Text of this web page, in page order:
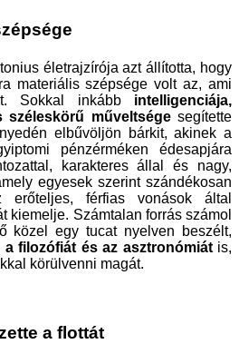
életrajzírója azt állította, hogy
materiális szépsége volt az, ami
Sokkal inkább intelligenciája,
széleskörű műveltségesegítette
elbűvöljön bárkit, akinek a
pénzérméken édesapjára
karakteres állal és nagy,
egyesek szerint szándékosan
férfias vonások által
kiemelje. Számtalan forrás számol
közel egy tucat nyelven beszélt,
a filozófiát és az asztronómiátis,
körülvenni magát.
a flottát